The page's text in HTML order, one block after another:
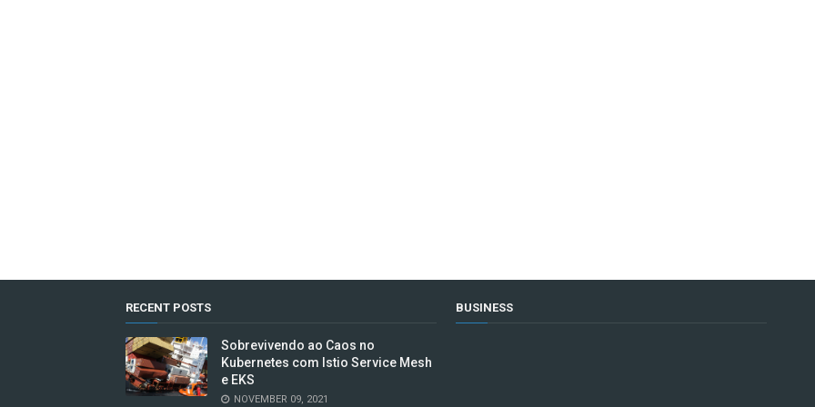
RECENT POSTS
Sobrevivendo ao Caos no
Kubernetes com Istio Service Mesh
e EKS
NOVEMBER 09, 2021
BUSINESS